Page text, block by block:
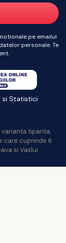
pe emailul
personale. Te
varianta tiparita,
care cuprinde 6
si Vaslui